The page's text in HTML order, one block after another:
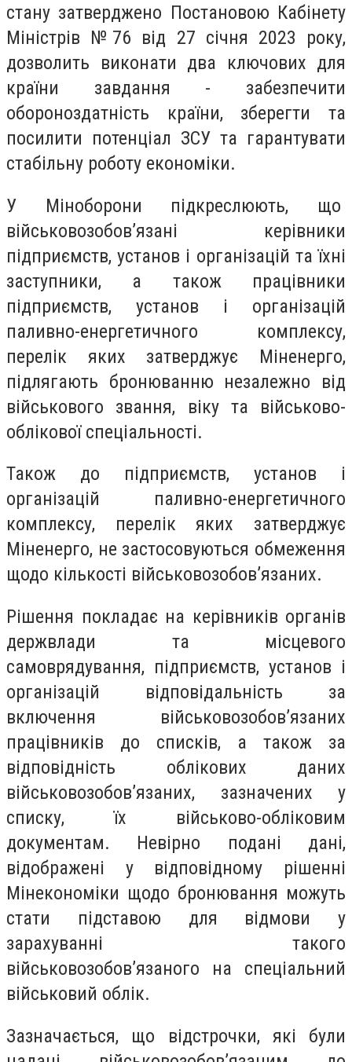
стану затверджено Постановою Кабінету
Міністрів №76 від 27 січня 2023 року,
дозволить виконати два ключових для
країни завдання - забезпечити
обороноздатність країни, зберегти та
посилити потенціал ЗСУ та гарантувати
стабільну роботу економіки.
У Міноборони підкреслюють, що
військовозобов’язані керівники
підприємств, установ і організацій та їхні
заступники, а також працівники
підприємств, установ і організацій
паливно-енергетичного комплексу,
перелік яких затверджує Міненерго,
підлягають бронюванню незалежно від
військового звання, віку та військово-
облікової спеціальності.
Також до підприємств, установ і
організацій паливно-енергетичного
комплексу, перелік яких затверджує
Міненерго, не застосовуються обмеження
щодо кількості військовозобов’язаних.
Рішення покладає на керівників органів
держвлади та місцевого
самоврядування, підприємств, установ і
організацій відповідальність за
включення військовозобов’язаних
працівників до списків, а також за
відповідність облікових даних
військовозобов’язаних, зазначених у
списку, їх військово-обліковим
документам. Невірно подані дані,
відображені у відповідному рішенні
Мінекономіки щодо бронювання можуть
стати підставою для відмови у
зарахуванні такого
військовозобов’язаного на спеціальний
військовий облік.
Зазначається, що відстрочки, які були